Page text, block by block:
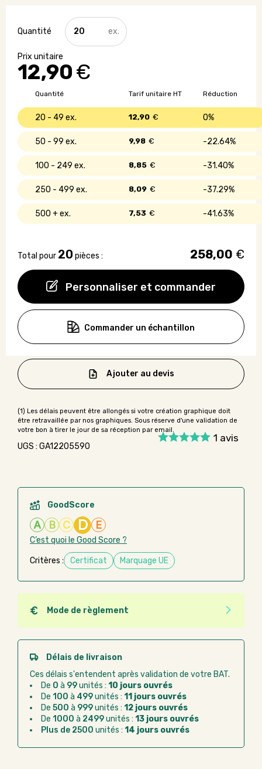
12,90€
Personnaliser et commander
quantité
de
Kit
premiers
secours
Quantité Réduction
Tarif unitaire HT
20 - 49 0%
12,90 €
50 - 99 22.64%
9,98 €
100 - 249 31.40%
8,85 €
250 - 499 37.29%
8,09 €
500 + 41.63%
7,53 €
Total pour 20 pièces : 258,00 €
Commander un échantillon
1 avis
Ajouter au devis
UGS : GA12205590
GoodScore
A B C D E
C’est quoi le Good Score ?
Critères : Certificat Marquage UE
Mode de règlement
Quel que soit le mode de règlement, vous pouvez
passer commande en ligne sur Good Act.
Paiement CB :paiement sécurisé par carte
Virement bancaire :règlement sur facture
après la commande
Chorus Pro :règlement par mandat
administratif après la commande
Délais de livraison
Ces délais s'entendent après validation de votre BAT.
De 0 à 99unités : 10 jours ouvrés
De 100 à 499unités : 11 jours ouvrés
De 500 à 999unités : 12 jours ouvrés
De 1000 à 2499unités : 13 jours ouvrés
Plus de 2500 unités : 14 jours ouvrés